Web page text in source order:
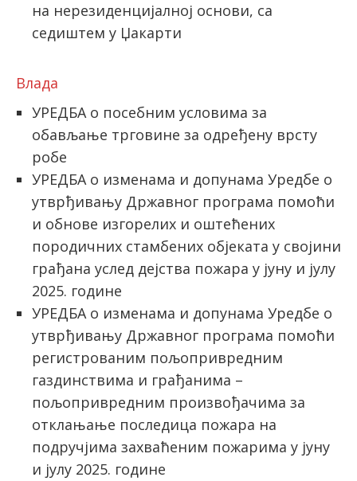
на нерезиденцијалној основи, са
седиштем у Џакарти
Влада
УРЕДБА о посебним условима за
обављање трговине за одређену врсту
робе
УРЕДБА о изменама и допунама Уредбе о
утврђивању Државног програма помоћи
и обнове изгорелих и оштећених
породичних стамбених објеката у својини
грађана услед дејства пожара у јуну и јулу
2025. године
УРЕДБА о изменама и допунама Уредбе о
утврђивању Државног програма помоћи
регистрованим пољопривредним
газдинствима и грађанима –
пољопривредним произвођачима за
отклањање последица пожара на
подручјима захваћеним пожарима у јуну
и јулу 2025. године